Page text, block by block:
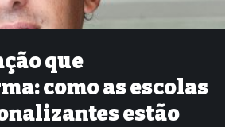
que
como as escolas
estão